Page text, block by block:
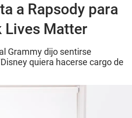
a Rapsody para
Lives Matter
Grammy dijo sentirse
quiera hacerse cargo de